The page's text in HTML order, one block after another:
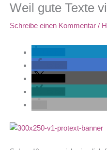
Weil gute Texte
Schreibe einen Kommentar /